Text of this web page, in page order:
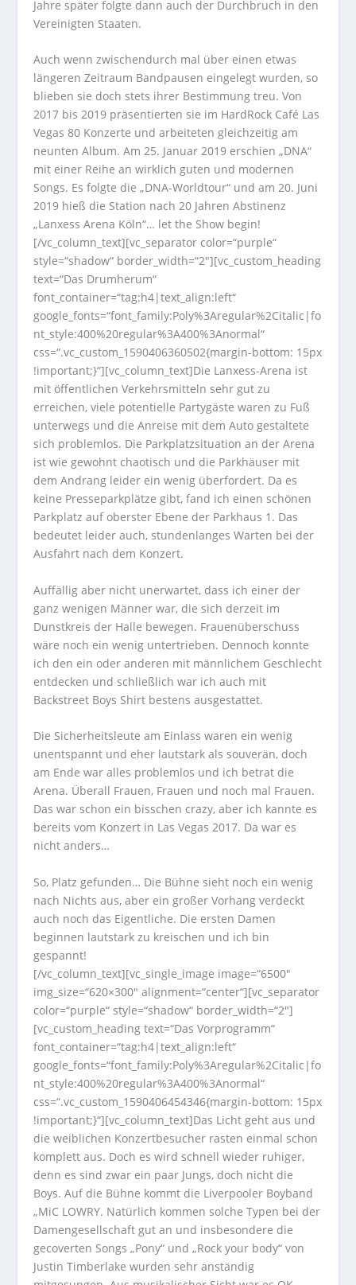
Jahre später folgte dann auch der Durchbruch in den
Vereinigten Staaten.
Auch wenn zwischendurch mal über einen etwas
längeren Zeitraum Bandpausen eingelegt wurden, so
blieben sie doch stets ihrer Bestimmung treu. Von
2017 bis 2019 präsentierten sie im HardRock Café Las
Vegas 80 Konzerte und arbeiteten gleichzeitig am
neunten Album. Am 25. Januar 2019 erschien „DNA“
mit einer Reihe an wirklich guten und modernen
Songs. Es folgte die „DNA-Worldtour“ und am 20. Juni
2019 hieß die Station nach 20 Jahren Abstinenz
„Lanxess Arena Köln“… let the Show begin!
[/vc_column_text][vc_separator color=“purple“
style=“shadow“ border_width=“2″][vc_custom_heading
text=“Das Drumherum“
font_container=“tag:h4|text_align:left“
google_fonts=“font_family:Poly%3Aregular%2Citalic|fo
nt_style:400%20regular%3A400%3Anormal“
css=“.vc_custom_1590406360502{margin-bottom: 15px
!important;}“][vc_column_text]Die Lanxess-Arena ist
mit öffentlichen Verkehrsmitteln sehr gut zu
erreichen, viele potentielle Partygäste waren zu Fuß
unterwegs und die Anreise mit dem Auto gestaltete
sich problemlos. Die Parkplatzsituation an der Arena
ist wie gewohnt chaotisch und die Parkhäuser mit
dem Andrang leider ein wenig überfordert. Da es
keine Presseparkplätze gibt, fand ich einen schönen
Parkplatz auf oberster Ebene der Parkhaus 1. Das
bedeutet leider auch, stundenlanges Warten bei der
Ausfahrt nach dem Konzert.
Auffällig aber nicht unerwartet, dass ich einer der
ganz wenigen Männer war, die sich derzeit im
Dunstkreis der Halle bewegen. Frauenüberschuss
wäre noch ein wenig untertrieben. Dennoch konnte
ich den ein oder anderen mit männlichem Geschlecht
entdecken und schließlich war ich auch mit
Backstreet Boys Shirt bestens ausgestattet.
Die Sicherheitsleute am Einlass waren ein wenig
unentspannt und eher lautstark als souverän, doch
am Ende war alles problemlos und ich betrat die
Arena. Überall Frauen, Frauen und noch mal Frauen.
Das war schon ein bisschen crazy, aber ich kannte es
bereits vom Konzert in Las Vegas 2017. Da war es
nicht anders…
So, Platz gefunden… Die Bühne sieht noch ein wenig
nach Nichts aus, aber ein großer Vorhang verdeckt
auch noch das Eigentliche. Die ersten Damen
beginnen lautstark zu kreischen und ich bin
gespannt!
[/vc_column_text][vc_single_image image=“6500″
img_size=“620×300″ alignment=“center“][vc_separator
color=“purple“ style=“shadow“ border_width=“2″]
[vc_custom_heading text=“Das Vorprogramm“
font_container=“tag:h4|text_align:left“
google_fonts=“font_family:Poly%3Aregular%2Citalic|fo
nt_style:400%20regular%3A400%3Anormal“
css=“.vc_custom_1590406454346{margin-bottom: 15px
!important;}“][vc_column_text]Das Licht geht aus und
die weiblichen Konzertbesucher rasten einmal schon
komplett aus. Doch es wird schnell wieder ruhiger,
denn es sind zwar ein paar Jungs, doch nicht die
Boys. Auf die Bühne kommt die Liverpooler Boyband
„MiC LOWRY. Natürlich kommen solche Typen bei der
Damengesellschaft gut an und insbesondere die
gecoverten Songs „Pony“ und „Rock your body“ von
Justin Timberlake wurden sehr anständig